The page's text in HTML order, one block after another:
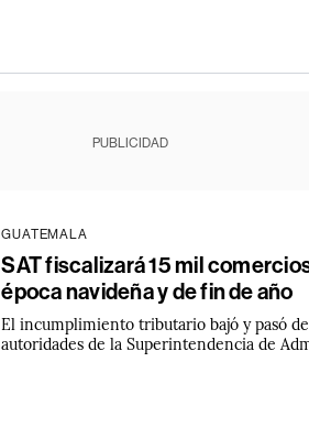
PUBLICIDAD
GUATEMALA
SAT fiscalizará 15 mil
época navideña y de fin de año
El incumplimiento tributario bajó y pasó
autoridades de la Superintendencia de